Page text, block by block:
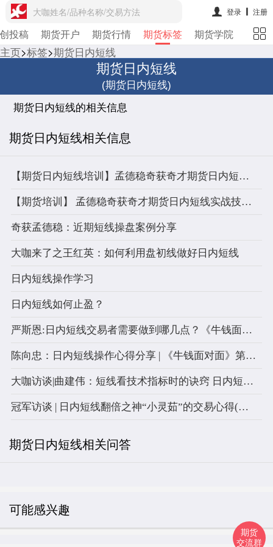
大咖姓名/品种名称/交易方法 登录 注册
投稿 期货开户 期货行情 期货标签 期货学院
主页>标签>期货日内短线
期货日内短线
(期货日内短线)
期货日内短线的相关信息
期货日内短线相关信息
【期货日内短线培训】孟德稳奇获奇才期货日内短线实战技术特训营招募开始啦
【期货培训】 孟德稳奇获奇才期货日内短线实战技术特训营（第13期）学员招募啦~
奇获孟德稳：近期短线操盘案例分享
大咖来了之王红英：如何利用盘初线做好日内短线
日内短线操作学习
日内短线如何止盈？
严斯恩:日内短线交易者需要做到哪几点？《牛钱面对面》第22期
陈向忠：日内短线操作心得分享 | 《牛钱面对面》第20期
大咖访谈|曲建伟：短线看技术指标时的诀窍 日内短线怎样训练
冠军访谈 | 日内短线翻倍之神“小灵茹”的交易心得(附详细交易单)
期货日内短线相关问答
可能感兴趣
期货
交流群